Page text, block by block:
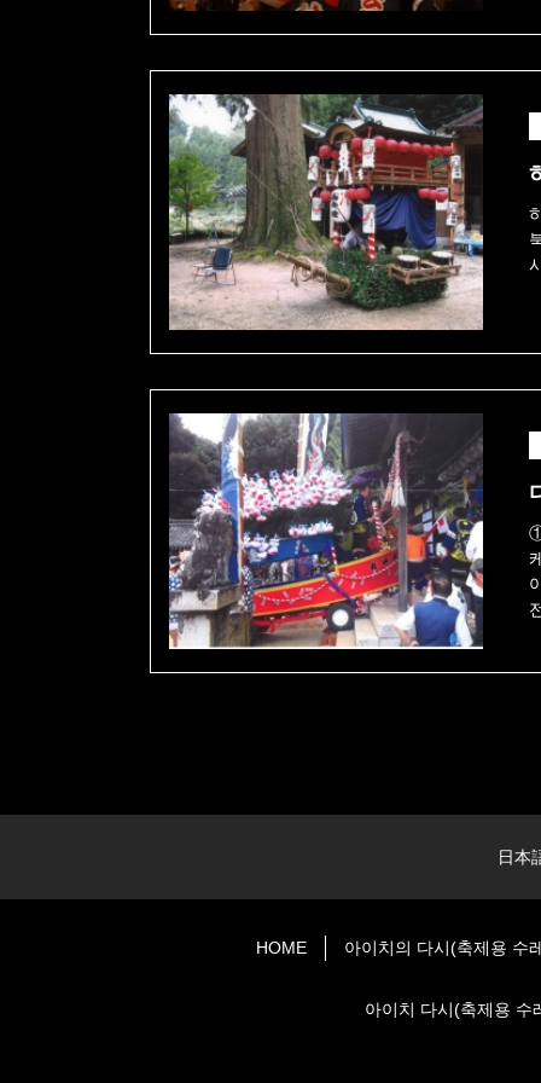
日本
HOME 아이치의 다시(축제용 수
아이치 다시(축제용 수